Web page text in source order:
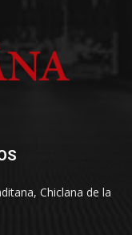
Chiclana de la